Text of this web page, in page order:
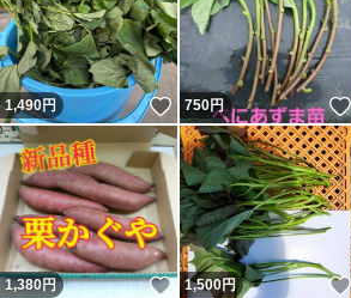
1,490円 いいね！
750円
1,380円 いいね！
1,500円